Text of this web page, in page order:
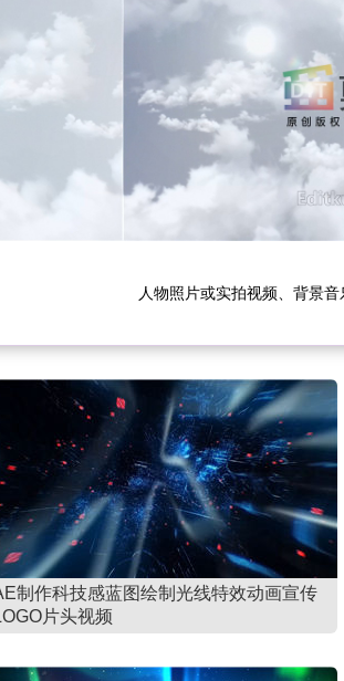
人物照片或实拍视频、背景
制作科技感蓝图绘制光线特效动画宣传
片头视频